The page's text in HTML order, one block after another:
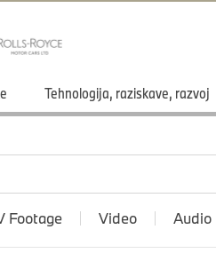
Tehnologija, raziskave, razvoj
Footage Video Audio